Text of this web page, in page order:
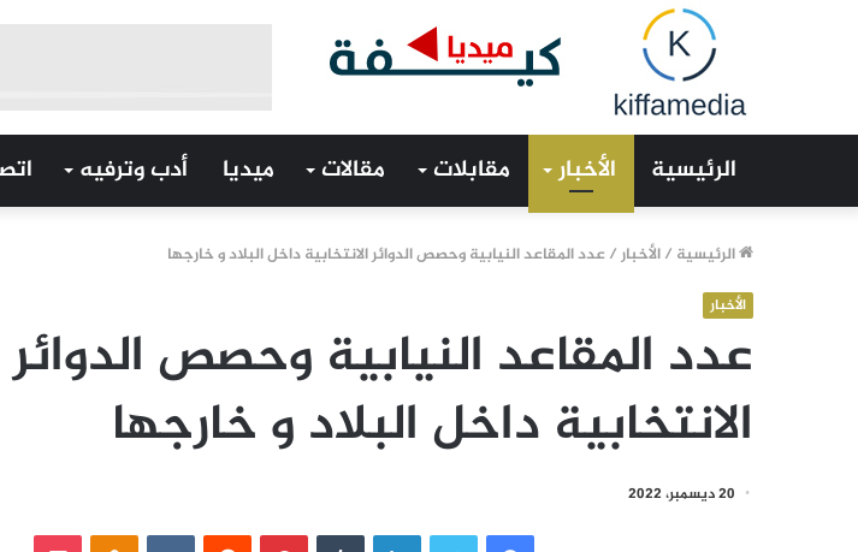
الرئيسية الأخبار مقابلات مقالات ميديا أدب وترفيه
الرئيسية /الأخبار/عدد المقاعد النيابية وحصص الدوائر الانتخابية داخل البلاد و خارجها
الأخبار
عدد المقاعد النيابية وحصص الدوائر
الانتخابية داخل البلاد و خارجها
20 ديسمبر، 2022
فيسبوك لينكدإن بينتيريست